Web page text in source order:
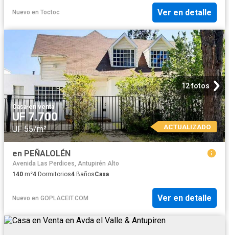
Nuevo en Toctoc Ver en detalle
12 fotos
Casa·en venta
UF 7.700
UF 55/m² ACTUALIZADO
en PEÑALOLÉN
Avenida Las Perdices, Antupirén Alto
140 m²4 Dormitorios4 BañosCasa
Nuevo en GOPLACEIT.COM Ver en detalle